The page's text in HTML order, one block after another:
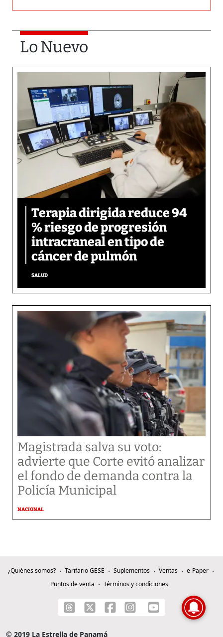
Lo Nuevo
Terapia dirigida reduce 94
% riesgo de progresión
intracraneal en tipo de
cáncer de pulmón
SALUD
Magistrada salva su voto:
advierte que Corte evitó analizar
el fondo de demanda contra la
Policía Municipal
NACIONAL
¿Quiénes somos? Tarifario GESE Suplementos Ventas
e-Paper
Puntos de venta
Términos y condiciones
© 2019 La Estrella de Panamá